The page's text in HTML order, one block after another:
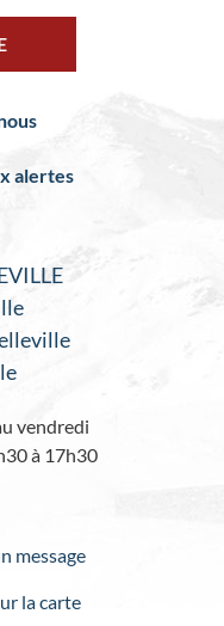
alertes
vendredi
à 17h30
message
la carte